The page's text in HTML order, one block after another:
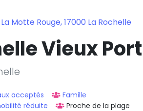
Motte Rouge, 17000 La Rochelle
Vieux Port
acceptés
Famille
réduite
Proche de la plage